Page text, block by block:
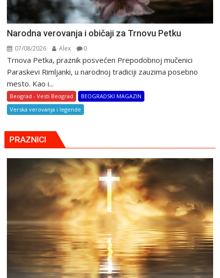
Narodna verovanja i običaji za Trnovu Petku
07/08/2026 Alex 0
Trnova Petka, praznik posvećen Prepodobnoj mučenici
Paraskevi Rimljanki, u narodnoj tradiciji zauzima posebno
mesto. Kao i...
Beograd - Vesti Beograd
BEOGRADSKI MAGAZIN
Verska verovanja i legende
PRAZNICI